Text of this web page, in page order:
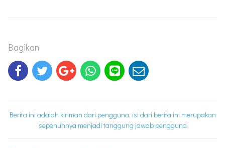
Bagikan
Berita ini adalah kiriman dari pengguna, isi dari berita ini merupakan
sepenuhnya menjadi tanggung jawab pengguna